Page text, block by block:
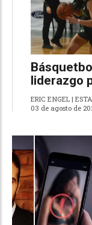
liderazgo
ERIC ENGEL |
03 de agosto de